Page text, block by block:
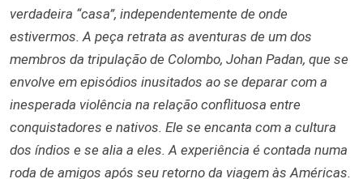
verdadeira “casa”, independentemente de onde
estivermos. A peça retrata as aventuras de um dos
membros da tripulação de Colombo, Johan Padan, que se
envolve em episódios inusitados ao se deparar com a
inesperada violência na relação conflituosa entre
conquistadores e nativos. Ele se encanta com a cultura
dos índios e se alia a eles. A experiência é contada numa
roda de amigos após seu retorno da viagem às Américas.